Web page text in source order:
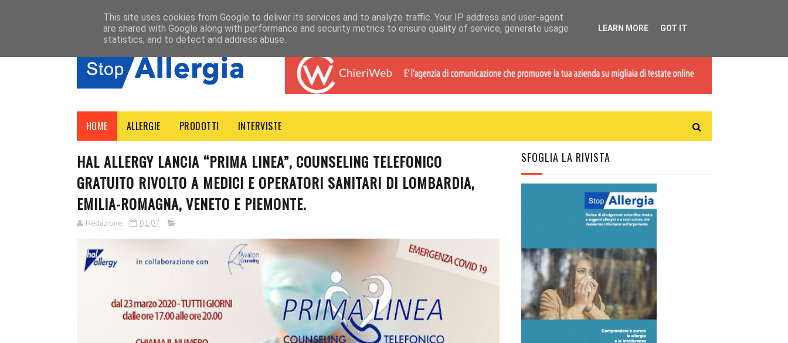
ABOUT CONTACT
HOME ALLERGIE PRODOTTI INTERVISTE
HAL ALLERGY LANCIA “PRIMA LINEA”, COUNSELING TELEFONICO
GRATUITO RIVOLTO A MEDICI E OPERATORI SANITARI DI LOMBARDIA,
EMILIA-ROMAGNA, VENETO E PIEMONTE.
Redazione 01:07
SFOGLIA LA RIVISTA
This site uses cookies from Google to deliver its services and to analyze traffic. Your IP address and user-agent
are shared with Google along with performance and security metrics to ensure quality of service, generate usage
statistics, and to detect and address abuse.
LEARN MORE GOT IT